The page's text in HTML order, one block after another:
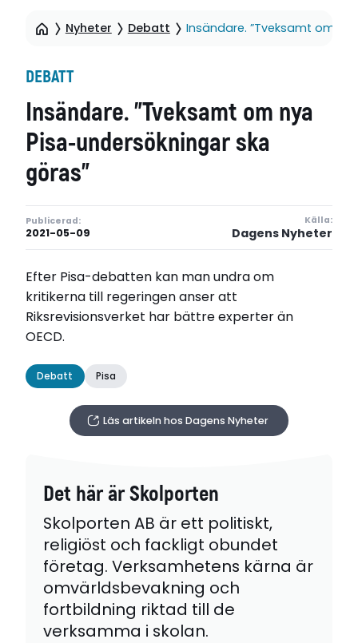
Nyheter Debatt Insändare. ”Tveksamt om
DEBATT
Insändare. ”Tveksamt om nya
Pisa-undersökningar ska
göras”
Publicerad:
2021-05-09
Källa:
Dagens Nyheter
Efter Pisa-debatten kan man undra om
kritikerna till regeringen anser att
Riksrevisionsverket har bättre experter än
OECD.
Debatt Pisa
Läs artikeln hos Dagens Nyheter
Det här är Skolporten
Skolporten AB är ett politiskt,
religiöst och fackligt obundet
företag. Verksamhetens kärna är
omvärldsbevakning och
fortbildning riktad till de
verksamma i skolan.